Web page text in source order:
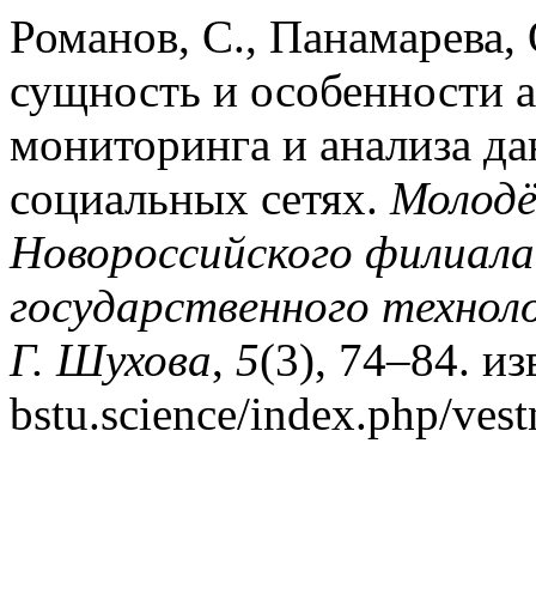
Романов, С.,
сущность и особенности
мониторинга и анализа
социальных сетях.
Новороссийского
государственного
Г. Шухова, 5(3), 74–84.
bstu.science/index.php/